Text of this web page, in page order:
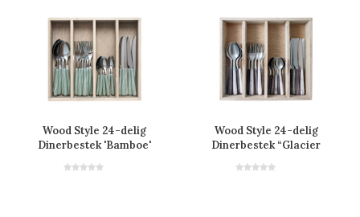
Wood Style 24-delig
Dinerbestek 'Bamboe'
Wood Style 24-delig
Dinerbestek “Glacier